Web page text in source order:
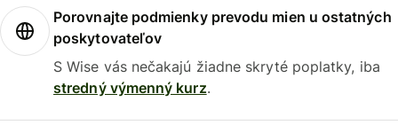
Porovnajte podmienky prevodu mien u ostatných
poskytovateľov
S Wise vás nečakajú žiadne skryté poplatky, iba
stredný výmenný kurz.